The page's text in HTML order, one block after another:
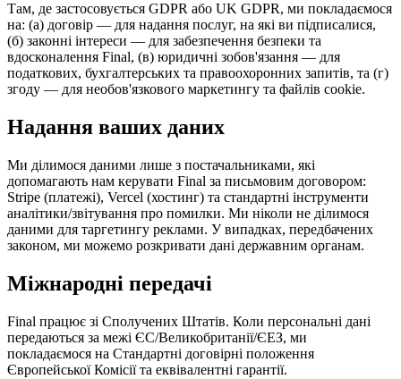
Там, де застосовується GDPR або UK GDPR, ми покладаємося
на: (а) договір — для надання послуг, на які ви підписалися,
(б) законні інтереси — для забезпечення безпеки та
вдосконалення Final, (в) юридичні зобов'язання — для
податкових, бухгалтерських та правоохоронних запитів, та (г)
згоду — для необов'язкового маркетингу та файлів cookie.
Надання ваших даних
Ми ділимося даними лише з постачальниками, які
допомагають нам керувати Final за письмовим договором:
Stripe (платежі), Vercel (хостинг) та стандартні інструменти
аналітики/звітування про помилки. Ми ніколи не ділимося
даними для таргетингу реклами. У випадках, передбачених
законом, ми можемо розкривати дані державним органам.
Міжнародні передачі
Final працює зі Сполучених Штатів. Коли персональні дані
передаються за межі ЄС/Великобританії/ЄЕЗ, ми
покладаємося на Стандартні договірні положення
Європейської Комісії та еквівалентні гарантії.